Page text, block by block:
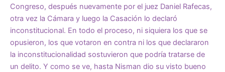
Congreso, después nuevamente por el juez Daniel Rafecas,
otra vez la Cámara y luego la Casación lo declaró
inconstitucional. En todo el proceso, ni siquiera los que se
opusieron, los que votaron en contra ni los que declararon
la inconstitucionalidad sostuvieron que podría tratarse de
un delito. Y como se ve, hasta Nisman dio su visto bueno